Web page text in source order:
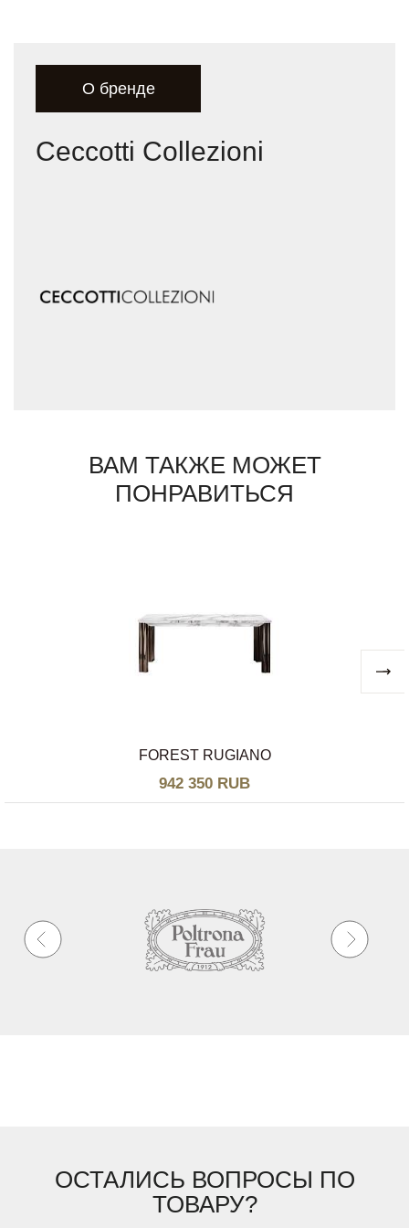
О бренде
Ceccotti Collezioni
ВАМ ТАКЖЕ МОЖЕТ
ПОНРАВИТЬСЯ
FOREST RUGIANO
942 350 RUB
ОСТАЛИСЬ ВОПРОСЫ ПО
ТОВАРУ?